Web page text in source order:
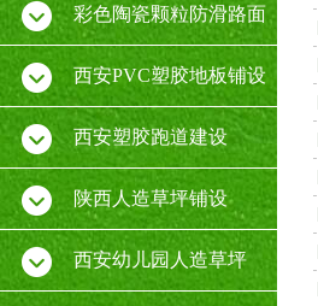
设 彩色陶瓷颗粒防滑路面
施工 西安PVC塑胶地板铺设
厂家 西安塑胶跑道建设
陕西人造草坪铺设
西安幼儿园人造草坪